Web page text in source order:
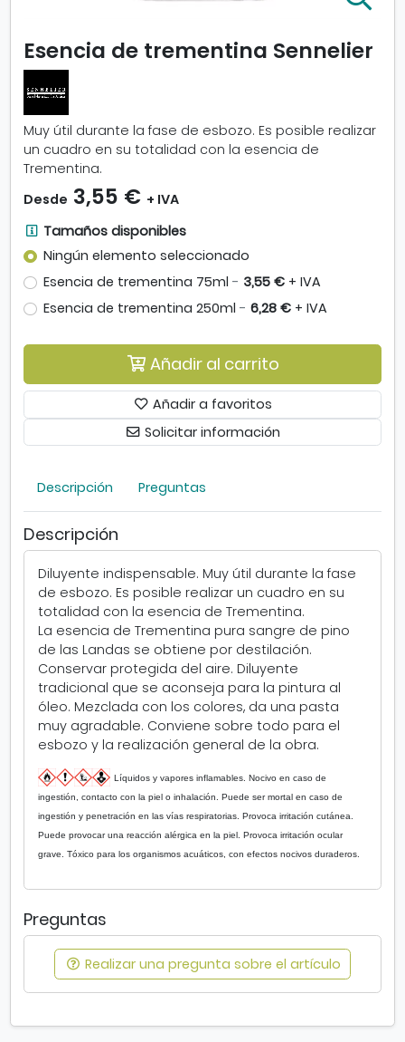
i
d
e
r
e
t
Esencia de trementina Sennelier
Muy útil durante la fase de esbozo. Es posible realizar
un cuadro en su totalidad con la esencia de
Trementina.
Desde 3,55 € + IVA
T
a
a
ñ
s
i
p
b
l
e
s
.
S
e
a
b
r
e
e
n
v
n
t
a
n
a
u
e
v
Tamaños disponibles
Ningún elemento seleccionado
Esencia de trementina 75ml - 3,55 € + IVA
Esencia de trementina 250ml - 6,28 € + IVA
Añadir al carrito
Añadir a favoritos
Solicitar información
Descripción Preguntas
Descripción
Diluyente indispensable. Muy útil durante la fase
de esbozo. Es posible realizar un cuadro en su
totalidad con la esencia de Trementina.
La esencia de Trementina pura sangre de pino
de las Landas se obtiene por destilación.
Conservar protegida del aire. Diluyente
tradicional que se aconseja para la pintura al
óleo. Mezclada con los colores, da una pasta
muy agradable. Conviene sobre todo para el
esbozo y la realización general de la obra.
Líquidos y vapores inflamables. Nocivo en caso de
ingestión, contacto con la piel o inhalación. Puede ser mortal en caso de
ingestión y penetración en las vías respiratorias. Provoca irritación cutánea.
Puede provocar una reacción alérgica en la piel. Provoca irritación ocular
grave. Tóxico para los organismos acuáticos, con efectos nocivos duraderos.
Preguntas
Realizar una pregunta sobre el artículo